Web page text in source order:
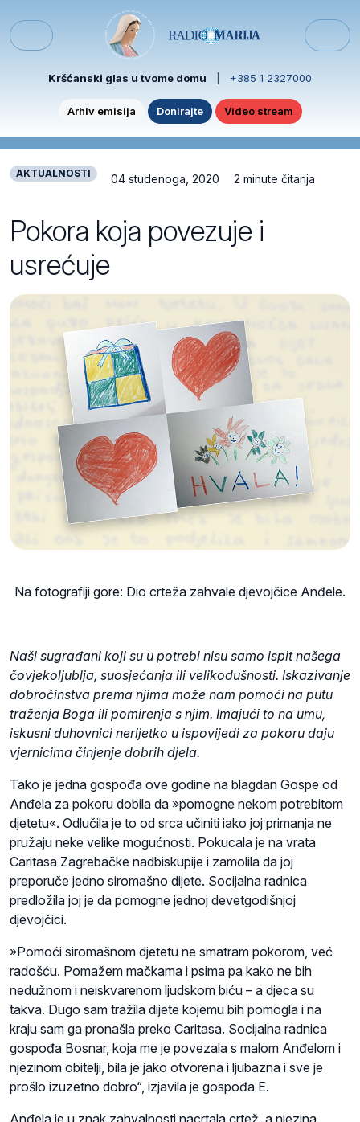
Menu
Kršćanski glas u tvome domu +385 1 2327000
Arhiv emisija Donirajte Video stream
AKTUALNOSTI 04 studenoga, 2020 2 minute čitanja
Pokora koja povezuje i
usrećuje
Na fotografiji gore: Dio crteža zahvale djevojčice Anđele.
Naši sugrađani koji su u potrebi nisu samo ispit našega
čovjekoljublja, suosjećanja ili velikodušnosti. Iskazivanje
dobročinstva prema njima može nam pomoći na putu
traženja Boga ili pomirenja s njim. Imajući to na umu,
iskusni duhovnici nerijetko u ispovijedi za pokoru daju
vjernicima činjenje dobrih djela.
Tako je jedna gospođa ove godine na blagdan Gospe od
Anđela za pokoru dobila da »pomogne nekom potrebitom
djetetu«. Odlučila je to od srca učiniti iako joj primanja ne
pružaju neke velike mogućnosti. Pokucala je na vrata
Caritasa Zagrebačke nadbiskupije i zamolila da joj
preporuče jedno siromašno dijete. Socijalna radnica
predložila joj je da pomogne jednoj devetgodišnjoj
djevojčici.
»Pomoći siromašnom djetetu ne smatram pokorom, već
radošću. Pomažem mačkama i psima pa kako ne bih
nedužnom i neiskvarenom ljudskom biću – a djeca su
takva. Dugo sam tražila dijete kojemu bih pomogla i na
kraju sam ga pronašla preko Caritasa. Socijalna radnica
gospođa Bosnar, koja me je povezala s malom Anđelom i
njezinom obitelji, bila je jako otvorena i ljubazna i sve je
prošlo izuzetno dobro“, izjavila je gospođa E.